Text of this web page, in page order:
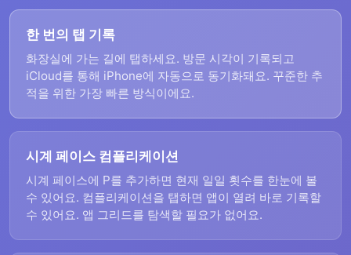
한 번의 탭 기록
화장실에 가는 길에 탭하세요. 방문 시각이 기록되고
iCloud를 통해 iPhone에 자동으로 동기화돼요. 꾸준한 추
적을 위한 가장 빠른 방식이에요.
시계 페이스 컴플리케이션
시계 페이스에 P를 추가하면 현재 일일 횟수를 한눈에 볼
수 있어요. 컴플리케이션을 탭하면 앱이 열려 바로 기록할
수 있어요. 앱 그리드를 탐색할 필요가 없어요.